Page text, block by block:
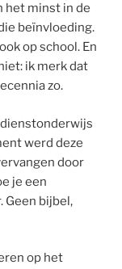
het minst in de
beïnvloeding.
op school. En
ik merk dat
zo.
werd deze
door
je een
Geen bijbel,
op het